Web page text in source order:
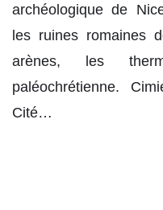
archéologique de
les ruines romaines
arènes, les
paléochrétienne.
Cité…